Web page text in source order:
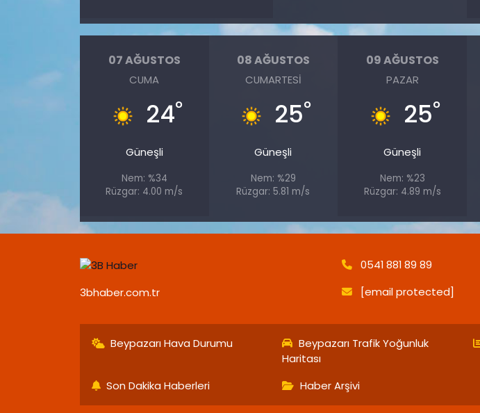
07 AĞUSTOS
CUMA
24°
Güneşli
Nem: %34
Rüzgar: 4.00 m/s
08 AĞUSTOS
CUMARTESI
25°
Güneşli
Nem: %29
Rüzgar: 5.81 m/s
09 AĞUSTOS
PAZAR
25°
Güneşli
Nem: %23
Rüzgar: 4.89 m/s
3bhaber.com.tr
0541 881 89 89
[email protected]
Beypazarı Hava Durumu
Beypazarı Trafik Yoğunluk
Haritası
Son Dakika Haberleri Haber Arşivi